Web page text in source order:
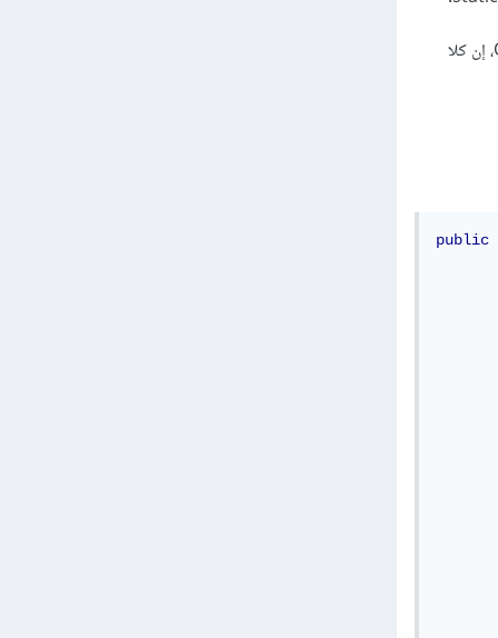
عند ترتيب قائمة List من نوع Object نستخدم الدالة Collections.sort() من الصف Collections class، إن كلا
public